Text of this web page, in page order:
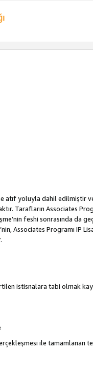
atıf yoluyla dahil edilmiştir
Tarafların Associates
feshi sonrasında da
Associates Programı IP
istisnalara tabi olmak
ile tamamlanan